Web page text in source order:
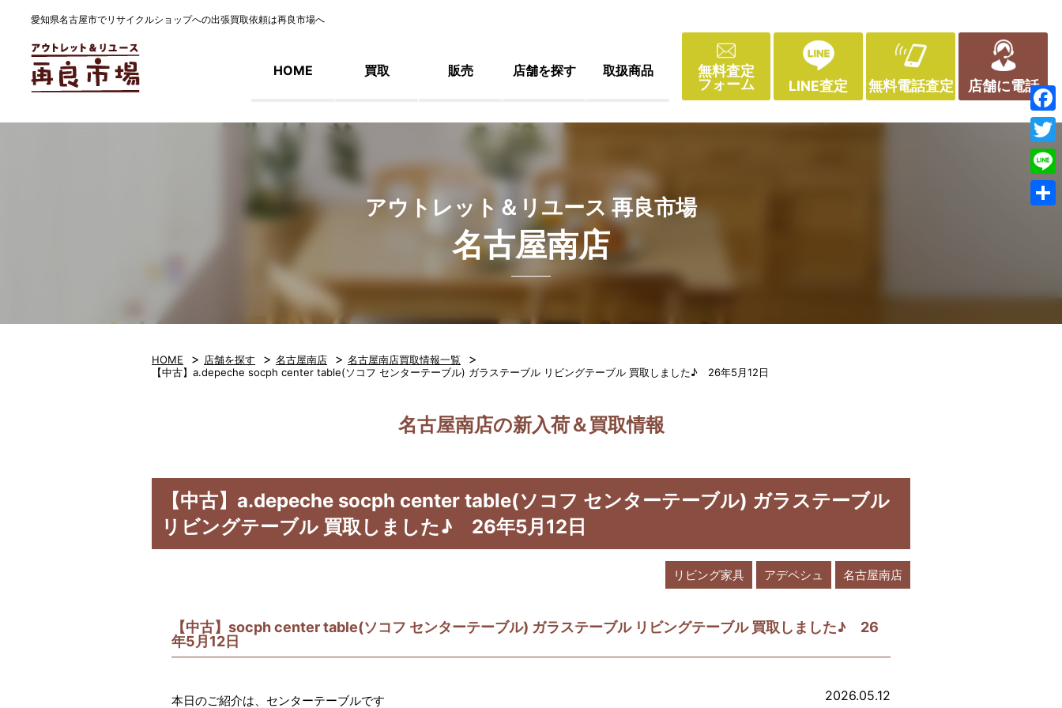
愛知県名古屋市でリサイクルショップへの出張買取依頼は再良市場へ
HOME 買取 販売 店舗を探す 取扱商品
無料査定
フォーム
LINE査定 無料電話査定 店舗に電話
アウトレット＆リユース 再良市場
名古屋南店
HOME > 店舗を探す > 名古屋南店 > 名古屋南店買取情報一覧 >
【中古】a.depeche socph center table(ソコフ センターテーブル) ガラステーブル リビングテーブル 買取しました♪ 26年5月12日
名古屋南店の新入荷＆買取情報
【中古】a.depeche socph center table(ソコフ センターテーブル) ガラステーブル
リビングテーブル 買取しました♪ 26年5月12日
リビング家具 アデペシュ 名古屋南店
【中古】socph center table(ソコフ センターテーブル) ガラステーブル リビングテーブル 買取しました♪ 26
年5月12日
2026.05.12
本日のご紹介は、センターテーブルです
Line